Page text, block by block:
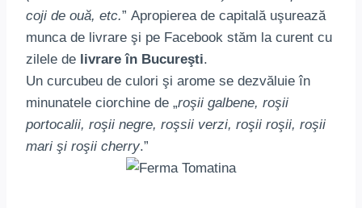
coji de ouă, etc.” Apropierea de capitală uşurează
munca de livrare şi pe Facebook stăm la curent cu
zilele de livrare în Bucureşti.
Un curcubeu de culori şi arome se dezvăluie în
minunatele ciorchine de „roşii galbene, roşii
portocalii, roşii negre, roşsii verzi, roşii roşii, roşii
mari şi roşii cherry.”